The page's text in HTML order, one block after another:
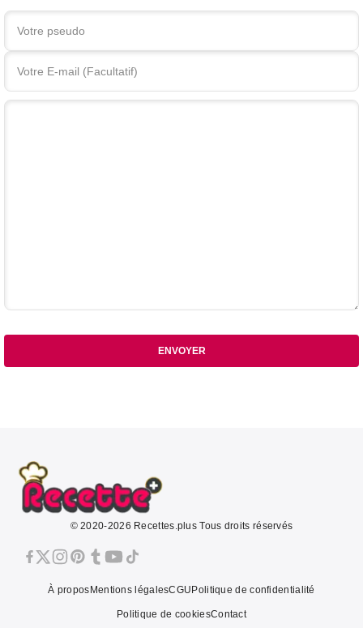
Votre commentaire
ENVOYER
© 2020-2026 Recettes.plus Tous droits réservés
À propos Mentions légalesCGU Politique de confidentialité
Politique de cookiesContact